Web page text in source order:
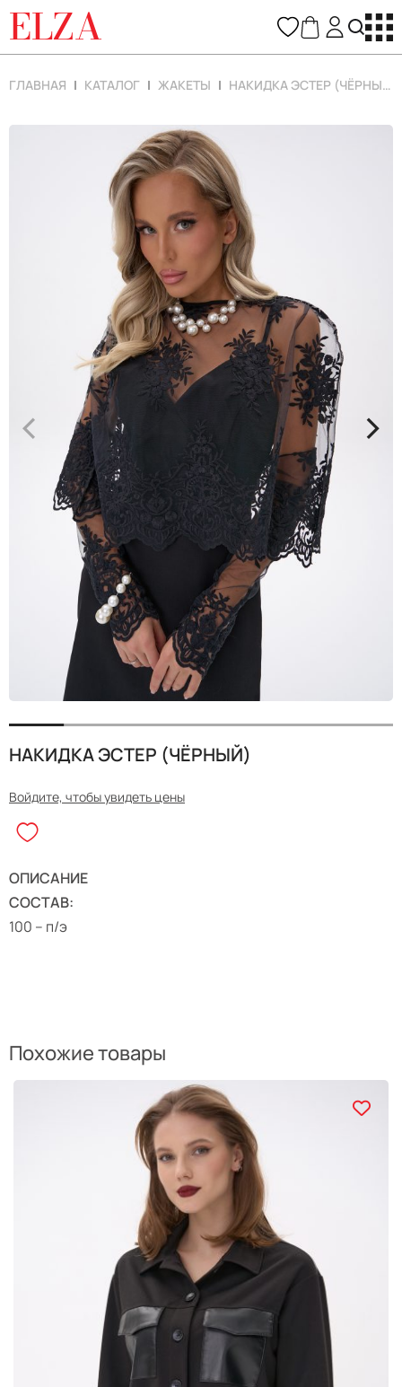
ELZA
ГЛАВНАЯ КАТАЛОГ ЖАКЕТЫ НАКИДКА ЭСТЕР (ЧЁРНЫЙ)
< >
НАКИДКА ЭСТЕР (ЧЁРНЫЙ)
Войдите, чтобы увидеть цены
ОПИСАНИЕ
СОСТАВ:
100 – п/э
Похожие товары